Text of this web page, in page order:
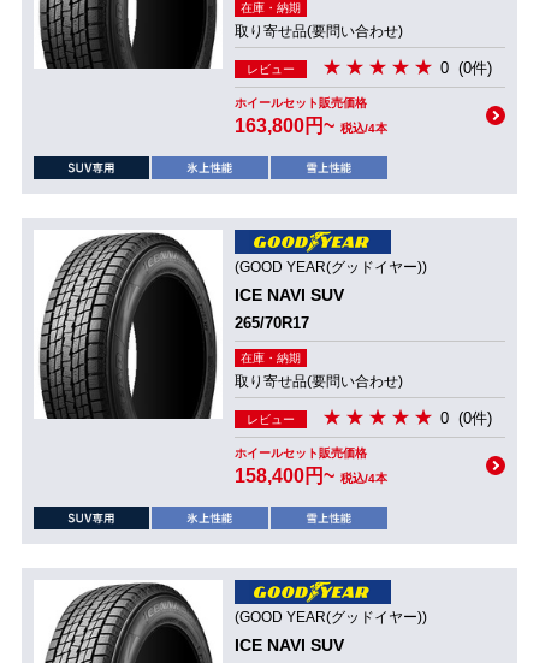
在庫・納期
取り寄せ品(要問い合わせ)
レビュー 0 (0件)
ホイールセット販売価格
163,800円~ 税込/4本
(GOOD YEAR(グッドイヤー))
ICE NAVI SUV
265/70R17
在庫・納期
取り寄せ品(要問い合わせ)
レビュー 0 (0件)
ホイールセット販売価格
158,400円~ 税込/4本
(GOOD YEAR(グッドイヤー))
ICE NAVI SUV